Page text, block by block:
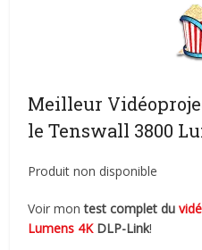
Meilleur
le Tenswall 3800
Produit non disponible
Voir montest complet du
Lumens 4KDLP-Link!